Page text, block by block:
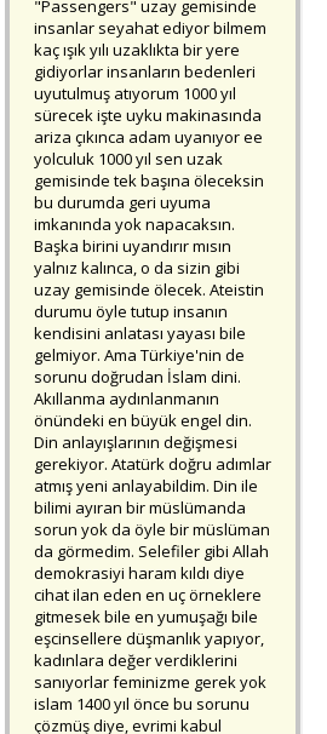
"Passengers" uzay gemisinde
insanlar seyahat ediyor bilmem
kaç ışık yılı uzaklıkta bir yere
gidiyorlar insanların bedenleri
uyutulmuş atıyorum 1000 yıl
sürecek işte uyku makinasında
ariza çıkınca adam uyanıyor ee
yolculuk 1000 yıl sen uzak
gemisinde tek başına öleceksin
bu durumda geri uyuma
imkanında yok napacaksın.
Başka birini uyandırır mısın
yalnız kalınca, o da sizin gibi
uzay gemisinde ölecek. Ateistin
durumu öyle tutup insanın
kendisini anlatası yayası bile
gelmiyor. Ama Türkiye'nin de
sorunu doğrudan İslam dini.
Akıllanma aydınlanmanın
önündeki en büyük engel din.
Din anlayışlarının değişmesi
gerekiyor. Atatürk doğru adımlar
atmış yeni anlayabildim. Din ile
bilimi ayıran bir müslümanda
sorun yok da öyle bir müslüman
da görmedim. Selefiler gibi Allah
demokrasiyi haram kıldı diye
cihat ilan eden en uç örneklere
gitmesek bile en yumuşağı bile
eşcinsellere düşmanlık yapıyor,
kadınlara değer verdiklerini
sanıyorlar feminizme gerek yok
islam 1400 yıl önce bu sorunu
çözmüş diye, evrimi kabul